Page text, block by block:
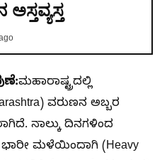
ಮಹಾರಾಷ್ಟ್ರದಲ್ಲಿ
ವರುಣನ ಅಬ್ಬರ
ನಾಲ್ಕು ದಿನಗಳಿಂದ
ಭಾರೀ ಮಳೆಯಿಂದಾಗಿ (Heavy